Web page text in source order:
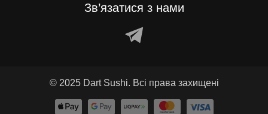
Зв’язатися з нами
© 2025 Dart Sushi. Всі права захищені